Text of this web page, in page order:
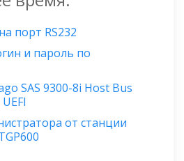
порт RS232
и пароль по
SAS 9300-8i Host Bus
от станции